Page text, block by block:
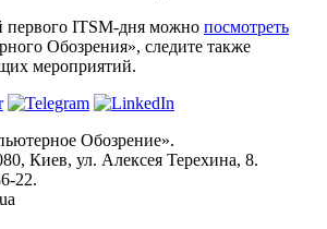
первого ITSM-дня можно посмотреть
Обозрения», следите также
мероприятий.
Обозрение».
Киев, ул. Алексея Терехина, 8.
22.